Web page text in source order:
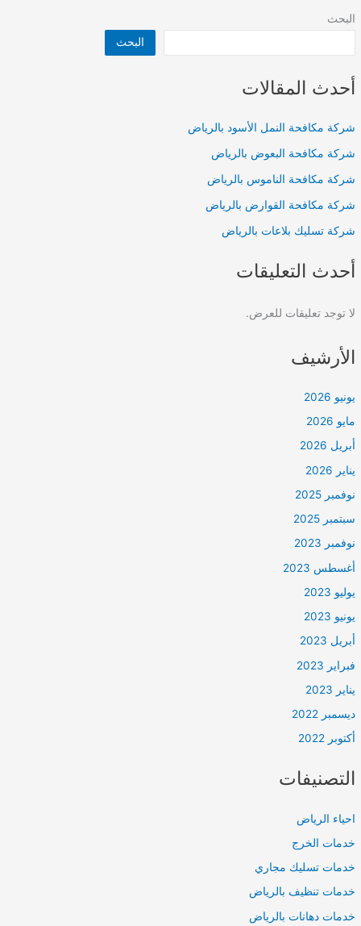
البحث
البحث
أحدث المقالات
شركة مكافحة النمل الأسود بالرياض
شركة مكافحة البعوض بالرياض
شركة مكافحة الناموس بالرياض
شركة مكافحة القوارض بالرياض
شركة تسليك بلاعات بالرياض
أحدث التعليقات
لا توجد تعليقات للعرض.
الأرشيف
يونيو 2026
مايو 2026
أبريل 2026
يناير 2026
نوفمبر 2025
سبتمبر 2025
نوفمبر 2023
أغسطس 2023
يوليو 2023
يونيو 2023
أبريل 2023
فبراير 2023
يناير 2023
ديسمبر 2022
أكتوبر 2022
التصنيفات
احياء الرياض
خدمات الخرج
خدمات تسليك مجاري
خدمات تنظيف بالرياض
خدمات دهانات بالرياض